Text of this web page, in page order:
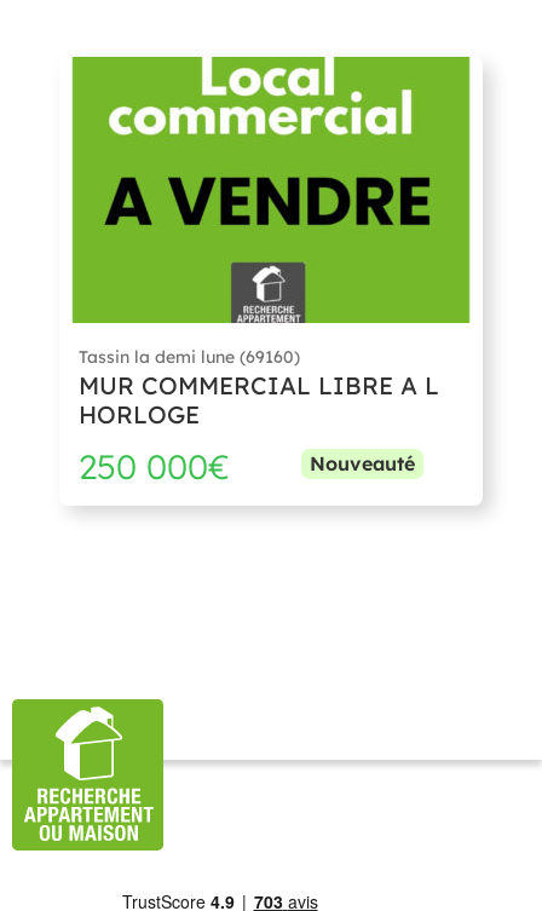
Tassin la demi lune (69160)
MUR COMMERCIAL LIBRE A L
HORLOGE
250 000€ Nouveauté